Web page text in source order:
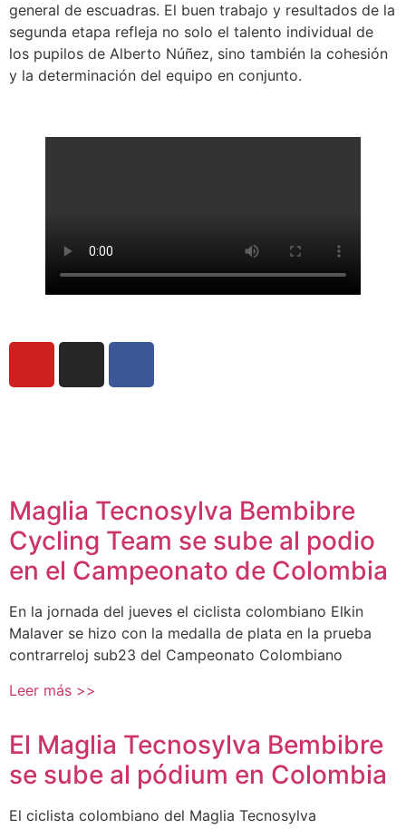
general de escuadras. El buen trabajo y resultados de la
segunda etapa refleja no solo el talento individual de
los pupilos de Alberto Núñez, sino también la cohesión
y la determinación del equipo en conjunto.
Maglia Tecnosylva Bembibre
Cycling Team se sube al podio
en el Campeonato de Colombia
En la jornada del jueves el ciclista colombiano Elkin
Malaver se hizo con la medalla de plata en la prueba
contrarreloj sub23 del Campeonato Colombiano
Leer más >>
El Maglia Tecnosylva Bembibre
se sube al pódium en Colombia
El ciclista colombiano del Maglia Tecnosylva